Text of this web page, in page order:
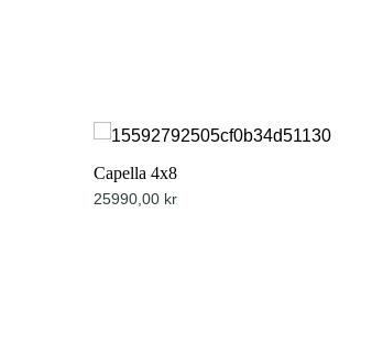
Capella 4x8
25990,00 kr